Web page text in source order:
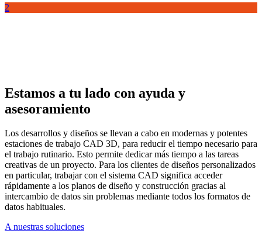
2
Estamos a tu lado con ayuda y
asesoramiento
Los desarrollos y diseños se llevan a cabo en modernas y potentes
estaciones de trabajo CAD 3D, para reducir el tiempo necesario para
el trabajo rutinario. Esto permite dedicar más tiempo a las tareas
creativas de un proyecto. Para los clientes de diseños personalizados
en particular, trabajar con el sistema CAD significa acceder
rápidamente a los planos de diseño y construcción gracias al
intercambio de datos sin problemas mediante todos los formatos de
datos habituales.
A nuestras soluciones